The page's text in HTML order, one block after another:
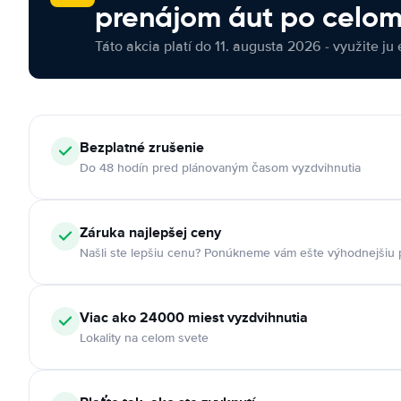
prenájom áut po
Táto akcia platí do 11. augusta 2026 - využite ju
Bezplatné zrušenie
Do 48 hodín pred plánovaným časom vyzdvihnutia
Záruka najlepšej ceny
Našli ste lepšiu cenu? Ponúkneme vám ešte výhodnejšiu
Viac ako 24000 miest vyzdvihnutia
Lokality na celom svete